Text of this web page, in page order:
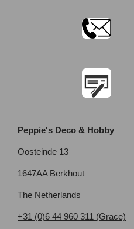
Peppie's Deco & Hobby
Oosteinde 13
1647AA Berkhout
The Netherlands
+31 (0)6 44 960 311 (Grace)